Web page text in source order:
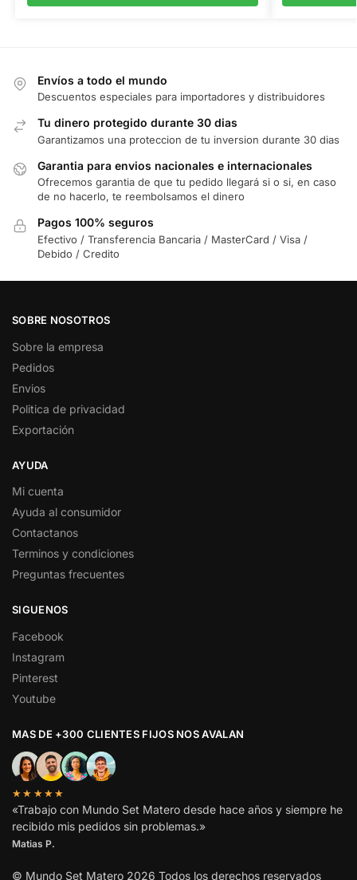
Envíos a todo el mundo
Descuentos especiales para importadores y distribuidores
Tu dinero protegido durante 30 dias
Garantizamos una proteccion de tu inversion durante 30 dias
Garantia para envios nacionales e internacionales
Ofrecemos garantia de que tu pedido llegará si o si, en caso
de no hacerlo, te reembolsamos el dinero
Pagos 100% seguros
Efectivo / Transferencia Bancaria / MasterCard / Visa /
Debido / Credito
SOBRE NOSOTROS
Sobre la empresa
Pedidos
Envios
Politica de privacidad
Exportación
AYUDA
Mi cuenta
Ayuda al consumidor
Contactanos
Terminos y condiciones
Preguntas frecuentes
SIGUENOS
Facebook
Instagram
Pinterest
Youtube
MAS DE +300 CLIENTES FIJOS NOS AVALAN
★★★★★
«Trabajo con Mundo Set Matero desde hace años y siempre he
recibido mis pedidos sin problemas.»
Matias P.
© Mundo Set Matero 2026 Todos los derechos reservados